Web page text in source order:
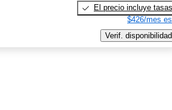
El precio incluye tasas
$426/mes
Verif. disponibilidad